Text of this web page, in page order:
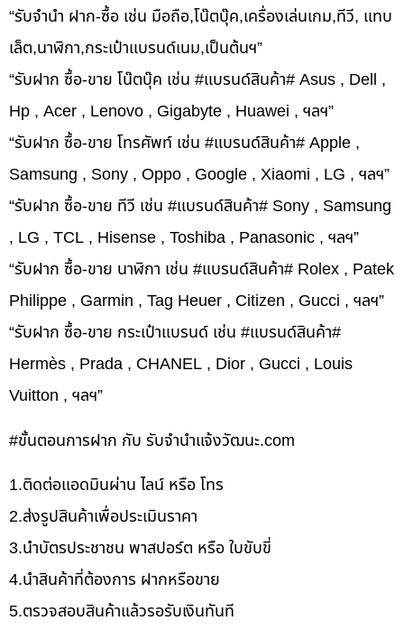
“รับจำนำ ฝาก-ซื้อ เช่น มือถือ,โน๊ตบุ๊ค,เครื่องเล่นเกม,ทีวี, แทบ
เล็ต,นาฬิกา,กระเป๋าแบรนด์เนม,เป็นต้นฯ”
“รับฝาก ซื้อ-ขาย โน๊ตบุ๊ค เช่น #แบรนด์สินค้า# Asus , Dell ,
Hp , Acer , Lenovo , Gigabyte , Huawei , ฯลฯ”
“รับฝาก ซื้อ-ขาย โทรศัพท์ เช่น #แบรนด์สินค้า# Apple ,
Samsung , Sony , Oppo , Google , Xiaomi , LG , ฯลฯ”
“รับฝาก ซื้อ-ขาย ทีวี เช่น #แบรนด์สินค้า# Sony , Samsung
, LG , TCL , Hisense , Toshiba , Panasonic , ฯลฯ”
“รับฝาก ซื้อ-ขาย นาฬิกา เช่น #แบรนด์สินค้า# Rolex , Patek
Philippe , Garmin , Tag Heuer , Citizen , Gucci , ฯลฯ”
“รับฝาก ซื้อ-ขาย กระเป๋าแบรนด์ เช่น #แบรนด์สินค้า#
Hermès , Prada , CHANEL , Dior , Gucci , Louis
Vuitton , ฯลฯ”
#ขั้นตอนการฝาก กับ รับจำนำแจ้งวัฒนะ.com
1.ติดต่อแอดมินผ่าน ไลน์ หรือ โทร
2.ส่งรูปสินค้าเพื่อประเมินราคา
3.นำบัตรประชาชน พาสปอร์ต หรือ ใบขับขี่
4.นำสินค้าที่ต้องการ ฝากหรือขาย
5.ตรวจสอบสินค้าแล้วรอรับเงินทันที